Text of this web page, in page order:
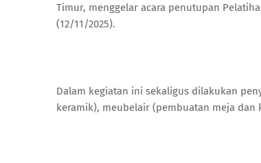
Timur, menggelar acara penutupan
(12/11/2025).
Dalam kegiatan ini sekaligus dilakukan
keramik), meubelair (pembuatan meja